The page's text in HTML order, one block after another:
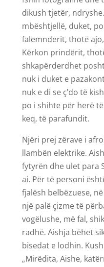
dikush tjetër,
mbështjellë, duket,
falemnderit, thotë
Kërkon prindërit,
shkapërderdhet
nuk i duket e
nuk e di se ç’do të
po i shihte për herë
keq, të parafundit.
Njëri prej zërave i
llambën elektrike.
fytyrën dhe ulet para
ai. Për të personi
fjalësh belbëzuese,
një palë çizme të
vogëlushe, më fal,
radhë. Aishja bëhet
bisedat e lodhin.
„Mirëdita, Aishe,